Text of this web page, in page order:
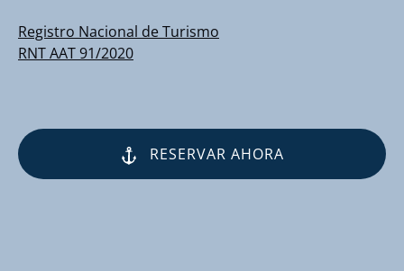
Registro Nacional de Turismo
RNT AAT 91/2020
RESERVAR AHORA